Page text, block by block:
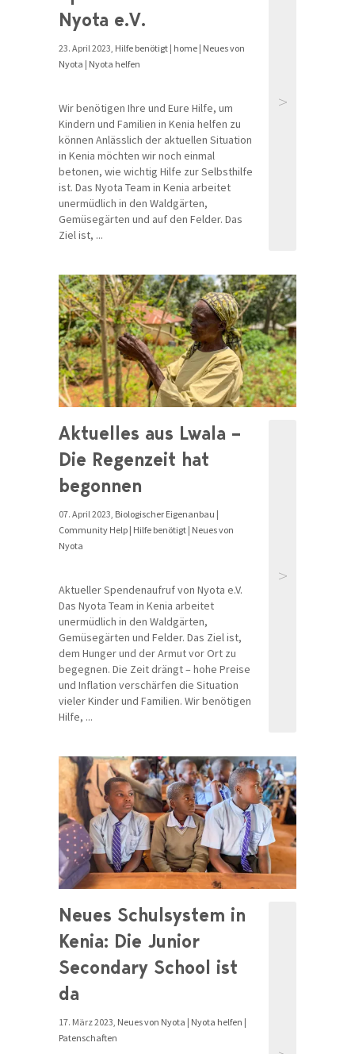
Nyota e.V.
23. April 2023, Hilfe benötigt | home | Neues von
Nyota | Nyota helfen
Wir benötigen Ihre und Eure Hilfe, um
Kindern und Familien in Kenia helfen zu
können Anlässlich der aktuellen Situation
in Kenia möchten wir noch einmal
betonen, wie wichtig Hilfe zur Selbsthilfe
ist. Das Nyota Team in Kenia arbeitet
unermüdlich in den Waldgärten,
Gemüsegärten und auf den Felder. Das
Ziel ist, ...
>
Aktuelles aus Lwala –
Die Regenzeit hat
begonnen
07. April 2023, Biologischer Eigenanbau |
Community Help | Hilfe benötigt | Neues von
Nyota
Aktueller Spendenaufruf von Nyota e.V.
Das Nyota Team in Kenia arbeitet
unermüdlich in den Waldgärten,
Gemüsegärten und Felder. Das Ziel ist,
dem Hunger und der Armut vor Ort zu
begegnen. Die Zeit drängt – hohe Preise
und Inflation verschärfen die Situation
vieler Kinder und Familien. Wir benötigen
Hilfe, ...
>
Neues Schulsystem in
Kenia: Die Junior
Secondary School ist
da
17. März 2023, Neues von Nyota | Nyota helfen |
Patenschaften